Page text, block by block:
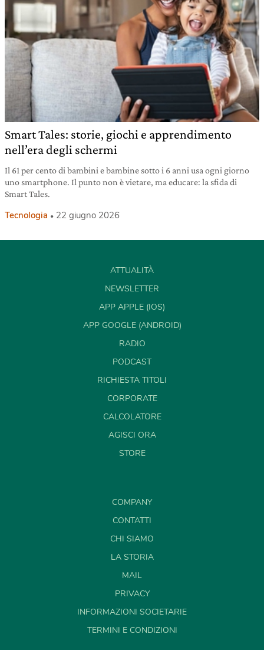
Smart Tales: storie, giochi e apprendimento
nell’era degli schermi
Il 61 per cento di bambini e bambine sotto i 6 anni usa ogni giorno
uno smartphone. Il punto non è vietare, ma educare: la sfida di
Smart Tales.
Tecnologia 22 giugno 2026
ATTUALITÀ
NEWSLETTER
APP APPLE (IOS)
APP GOOGLE (ANDROID)
RADIO
PODCAST
RICHIESTA TITOLI
CORPORATE
CALCOLATORE
AGISCI ORA
STORE
COMPANY
CONTATTI
CHI SIAMO
LA STORIA
MAIL
PRIVACY
INFORMAZIONI SOCIETARIE
TERMINI E CONDIZIONI